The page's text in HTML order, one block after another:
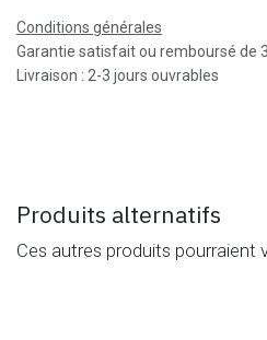
Conditions générales
Garantie satisfait ou remboursé de
Livraison : 2-3 jours ouvrables
Produits alternatifs
Ces autres produits pourraient